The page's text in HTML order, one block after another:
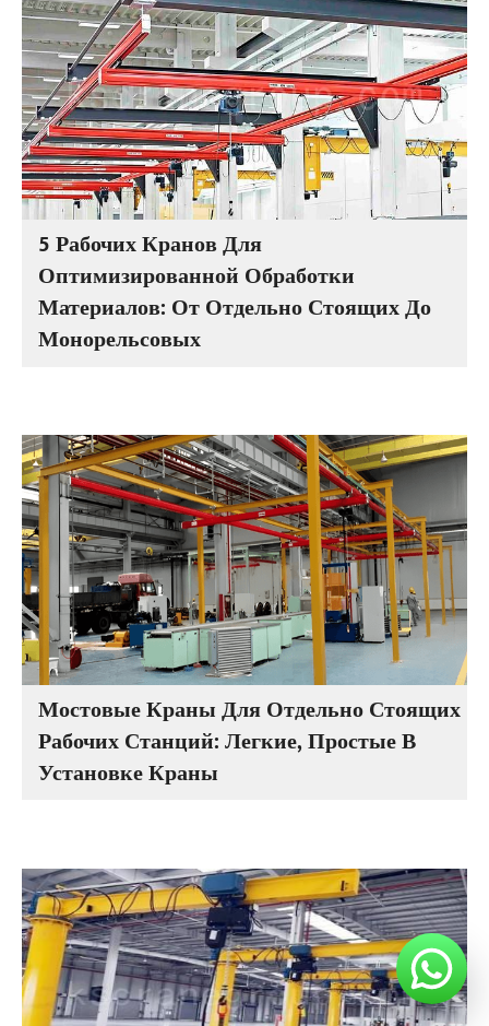
5 Рабочих Кранов Для
Оптимизированной Обработки
Материалов: От Отдельно Стоящих До
Монорельсовых
Мостовые Краны Для Отдельно Стоящих
Рабочих Станций: Легкие, Простые В
Установке Краны